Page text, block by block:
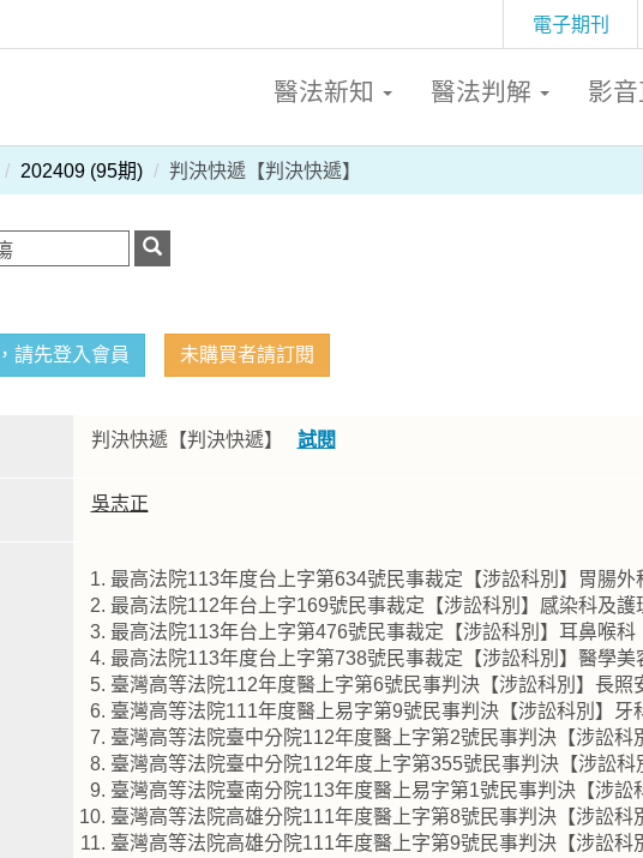
電子期刊
醫法新知 醫法判解 影
202409 (95期) 判決快遞【判決快遞】
請先登入會員 未購買者請訂閱
判決快遞【判決快遞】 試閱
吳志正
最高法院113年度台上字第634號民事裁定【涉訟科別】胃腸外
最高法院112年台上字169號民事裁定【涉訟科別】感染科及護
最高法院113年台上字第476號民事裁定【涉訟科別】耳鼻喉科
最高法院113年度台上字第738號民事裁定【涉訟科別】醫學美
臺灣高等法院112年度醫上字第6號民事判決【涉訟科別】長照
臺灣高等法院111年度醫上易字第9號民事判決【涉訟科別】牙
臺灣高等法院臺中分院112年度醫上字第2號民事判決【涉訟科
臺灣高等法院臺中分院112年度上字第355號民事判決【涉訟科
臺灣高等法院臺南分院113年度醫上易字第1號民事判決【涉訟
臺灣高等法院高雄分院111年度醫上字第8號民事判決【涉訟科
臺灣高等法院高雄分院111年度醫上字第9號民事判決【涉訟科